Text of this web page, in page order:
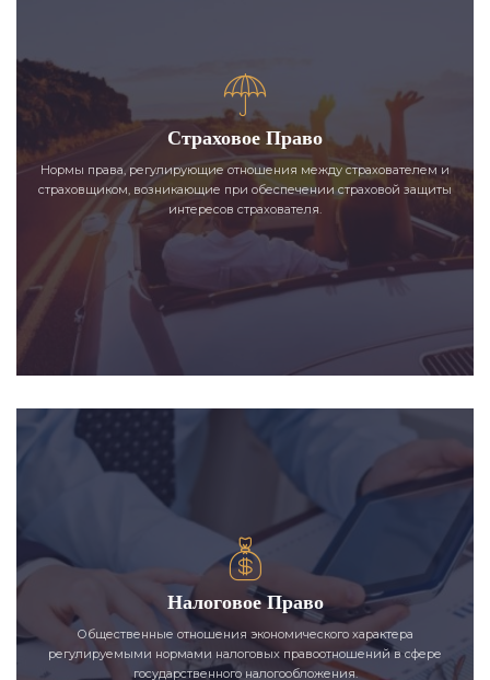
Страховое Право
Нормы права, регулирующие отношения между страхователем и
страховщиком, возникающие при обеспечении страховой защиты
интересов страхователя.
Налоговое Право
Общественные отношения экономического характера
регулируемыми нормами налоговых правоотношений в сфере
государственного налогообложения.